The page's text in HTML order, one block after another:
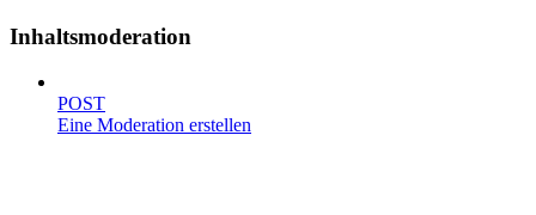
Inhaltsmoderation
POST
Eine Moderation erstellen